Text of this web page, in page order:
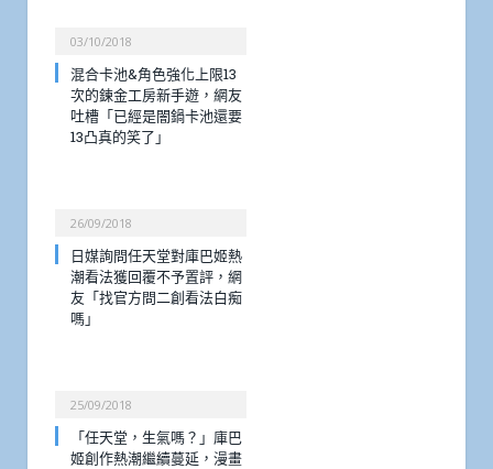
03/10/2018
混合卡池&角色強化上限13
次的鍊金工房新手遊，網友
吐槽「已經是闇鍋卡池還要
13凸真的笑了」
26/09/2018
日媒詢問任天堂對庫巴姬熱
潮看法獲回覆不予置評，網
友「找官方問二創看法白痴
嗎」
25/09/2018
「任天堂，生氣嗎？」庫巴
姬創作熱潮繼續蔓延，漫畫